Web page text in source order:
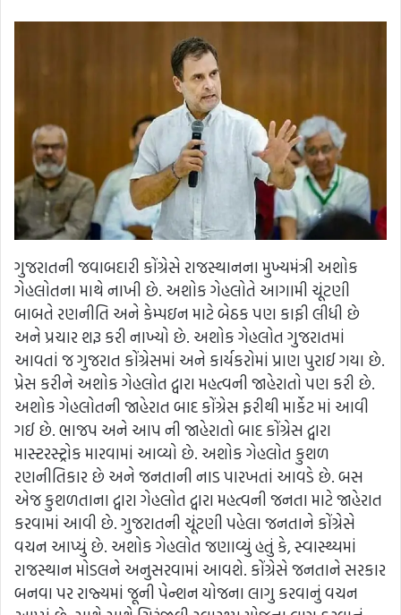
ગુજરાતની જવાબદારી કોંગ્રેસે રાજસ્થાનના મુખ્યમંત્રી અશોક
ગેહલોતના માથે નાખી છે. અશોક ગેહલોતે આગામી ચૂંટણી
બાબતે રણનીતિ અને કેમ્પઇન માટે બેઠક પણ કાફી લીધી છે
અને પ્રચાર શરૂ કરી નાખ્યો છે. અશોક ગેહલોત ગુજરાતમાં
આવતાં જ ગુજરાત કોંગ્રેસમાં અને કાર્યકરોમાં પ્રાણ પુરાઈ ગયા છે.
પ્રેસ કરીને અશોક ગેહલોત દ્વારા મહત્વની જાહેરાતો પણ કરી છે.
અશોક ગેહલોતની જાહેરાત બાદ કોંગ્રેસ ફરીથી માર્કેટ માં આવી
ગઈ છે. ભાજપ અને આપ ની જાહેરાતો બાદ કોંગ્રેસ દ્વારા
માસ્ટરસ્ટ્રોક મારવામાં આવ્યો છે. અશોક ગેહલોત કુશળ
રણનીતિકાર છે અને જનતાની નાડ પારખતાં આવડે છે. બસ
એજ કુશળતાના દ્વારા ગેહલોત દ્વારા મહત્વની જનતા માટે જાહેરાત
કરવામાં આવી છે. ગુજરાતની ચૂંટણી પહેલા જનતાને કોંગ્રેસે
વચન આપ્યું છે. અશોક ગેહલોત જણાવ્યું હતું કે, સ્વાસ્થ્યમાં
રાજસ્થાન મોડલને અનુસરવામાં આવશે. કોંગ્રેસે જનતાને સરકાર
બનવા પર રાજ્યમાં જૂની પેન્શન યોજના લાગુ કરવાનું વચન